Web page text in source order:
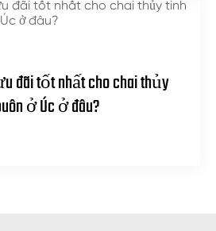
đãi tốt nhất cho chai thủy
ở Úc ở đâu?